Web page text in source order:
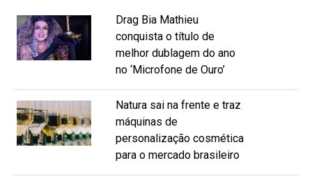
Drag Bia Mathieu
conquista o título de
melhor dublagem do ano
no ‘Microfone de Ouro’
Natura sai na frente e traz
máquinas de
personalização cosmética
para o mercado brasileiro